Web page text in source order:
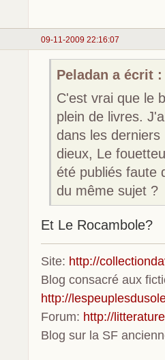
09-11-2009 22:16:07
Peladan a écrit :
C'est vrai que le
plein de livres.
dans les
dieux, Le
été publiés faute
du même sujet ?
Et Le Rocambole?
Site: http://
Blog consacré aux
http://
Forum: http://
Blog sur la SF